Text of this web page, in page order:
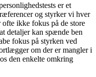
er et
og styrker vi hver
ikke fokus på de store
detaljer kan spænde ben
fokus på styrken ved
om der er mangler i
den enkelte omkring